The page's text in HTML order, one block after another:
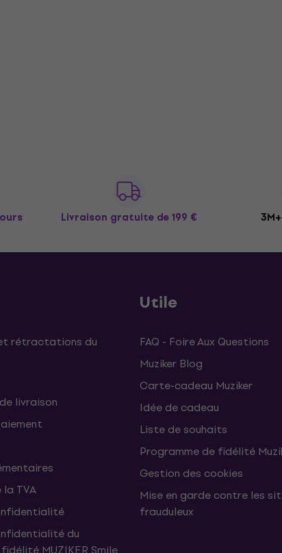
Livraison gratuite de 199 €
rétractations du
livraison
TVA
du
Utile
FAQ - Foire Aux Questions
Muziker Blog
Carte-cadeau Muziker
Idée de cadeau
Liste de souhaits
Programme de fidélité
Gestion des cookies
Mise en garde contre les
frauduleux